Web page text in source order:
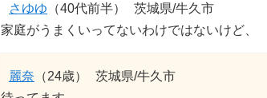
さゆゆ （40代前半）
茨城県/牛久市
家庭がうまくいってないわけではないけど、
麗奈 （24歳）
茨城県/牛久市